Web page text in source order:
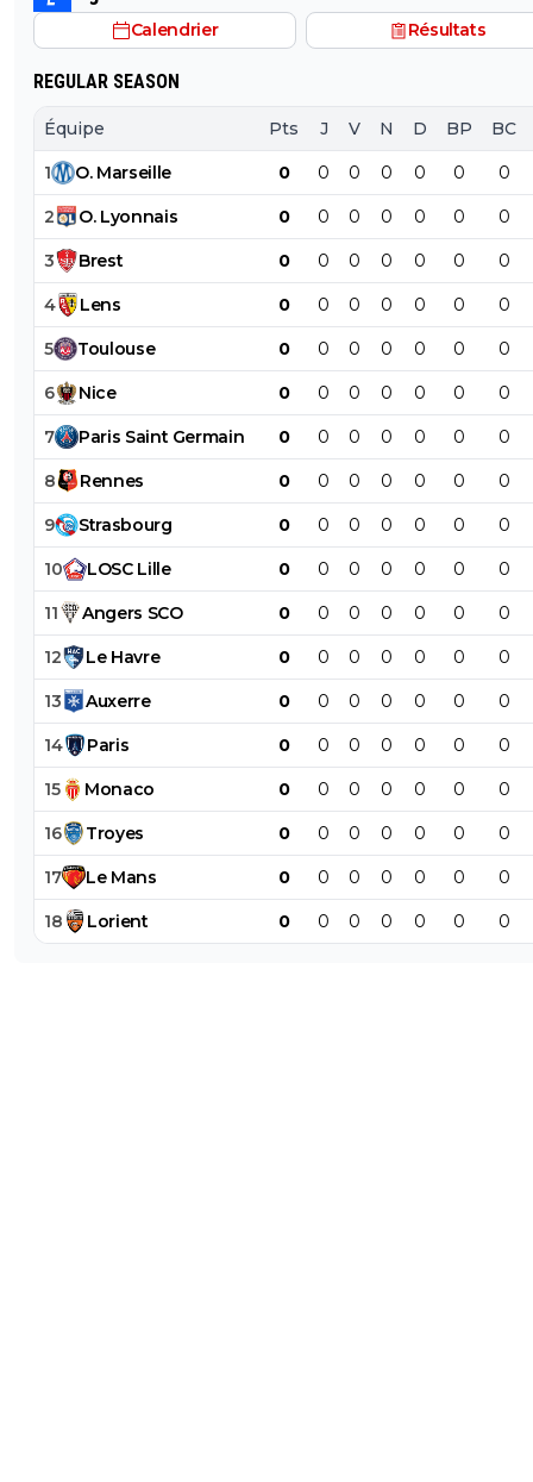
Calendrier Résultats
REGULAR SEASON
Équipe Pts J V N D BP BC
1 O. Marseille 0 0 0 0 0 0 0
2 O. Lyonnais 0 0 0 0 0 0 0
3 Brest 0 0 0 0 0 0 0
4 Lens 0 0 0 0 0 0 0
5 Toulouse 0 0 0 0 0 0 0
6 Nice 0 0 0 0 0 0 0
7 Paris Saint Germain 0 0 0 0 0 0 0
8 Rennes 0 0 0 0 0 0 0
9 Strasbourg 0 0 0 0 0 0 0
10 LOSC Lille 0 0 0 0 0 0 0
11 Angers SCO 0 0 0 0 0 0 0
12 Le Havre 0 0 0 0 0 0 0
13 Auxerre 0 0 0 0 0 0 0
14 Paris 0 0 0 0 0 0 0
15 Monaco 0 0 0 0 0 0 0
16 Troyes 0 0 0 0 0 0 0
17 Le Mans 0 0 0 0 0 0 0
18 Lorient 0 0 0 0 0 0 0